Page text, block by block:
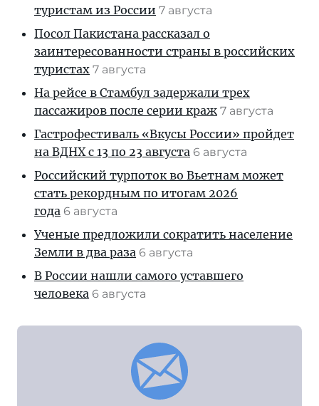
туристам из России 7 августа
Посол Пакистана рассказал о
заинтересованности страны в российских
туристах 7 августа
На рейсе в Стамбул задержали трех
пассажиров после серии краж 7 августа
Гастрофестиваль «Вкусы России» пройдет
на ВДНХ с 13 по 23 августа 6 августа
Российский турпоток во Вьетнам может
стать рекордным по итогам 2026
года 6 августа
Ученые предложили сократить население
Земли в два раза 6 августа
В России нашли самого уставшего
человека 6 августа